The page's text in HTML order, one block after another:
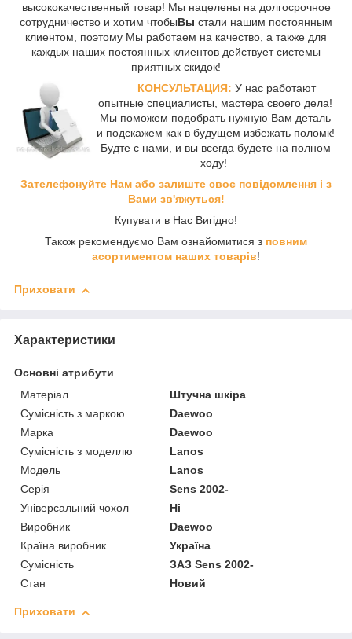
высококачественный товар! Мы нацелены на долгосрочное
сотрудничество и хотим чтобыВы стали нашим постоянным
клиентом, поэтому Мы работаем на качество, а также для
каждых наших постоянных клиентов действует системы
приятных скидок!
КОНСУЛЬТАЦИЯ: У нас работают
опытные специалисты, мастера своего дела!
Мы поможем подобрать нужную Вам деталь
и подскажем как в будущем избежать поломк!
Будте с нами, и вы всегда будете на полном
ходу!
Зателефонуйте Нам або залиште своє повідомлення і з
Вами зв'яжуться!
Купувати в Нас Вигідно!
Також рекомендуємо Вам ознайомитися з повним
асортиментом наших товарів!
Приховати
Характеристики
Основні атрибути
Матеріал
Штучна шкіра
Сумісність з маркою
Daewoo
Марка
Daewoo
Сумісність з моделлю
Lanos
Модель
Lanos
Серія
Sens 2002-
Універсальний чохол
Ні
Виробник
Daewoo
Країна виробник
Україна
Сумісність
ЗАЗ Sens 2002-
Стан
Новий
Приховати